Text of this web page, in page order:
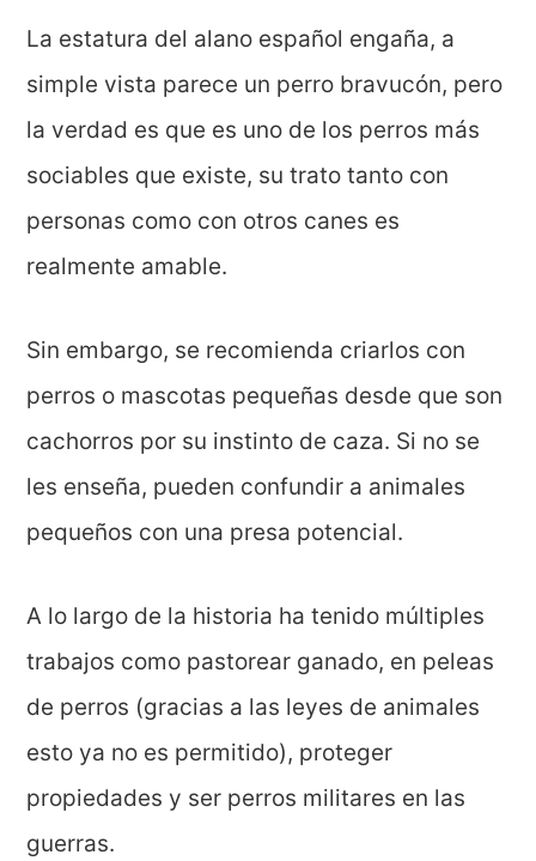
La estatura del alano español engaña, a
simple vista parece un perro bravucón, pero
la verdad es que es uno de los perros más
sociables que existe, su trato tanto con
personas como con otros canes es
realmente amable.
Sin embargo, se recomienda criarlos con
perros o mascotas pequeñas desde que son
cachorros por su instinto de caza. Si no se
les enseña, pueden confundir a animales
pequeños con una presa potencial.
A lo largo de la historia ha tenido múltiples
trabajos como pastorear ganado, en peleas
de perros (gracias a las leyes de animales
esto ya no es permitido), proteger
propiedades y ser perros militares en las
guerras.